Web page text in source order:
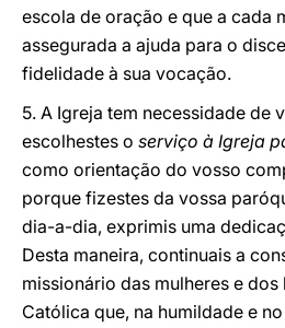
escola de oração e que a cada
assegurada a ajuda para o
fidelidade à sua vocação.
5. A Igreja tem necessidade de
escolhestes o serviço à Igreja
como orientação do vosso
porque fizestes da vossa
dia-a-dia, exprimis uma
Desta maneira, continuais a
missionário das mulheres e
Católica que, na humildade e